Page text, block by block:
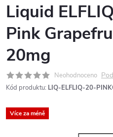
Liquid
Pink
20mg
Neohodnoceno
Kód produktu: LIQ-ELFLIQ-20-
Více za méně